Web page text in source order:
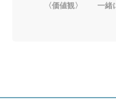
〈価値観〉 一緒